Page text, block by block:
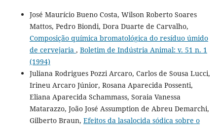
José Maurício Bueno Costa, Wilson Roberto Soares
Mattos, Pedro Biondi, Dora Duarte de Carvalho,
Composição química bromatológica do resíduo úmido
de cervejaria , Boletim de Indústria Animal: v. 51 n. 1
(1994)
Juliana Rodrigues Pozzi Arcaro, Carlos de Sousa Lucci,
Irineu Arcaro Júnior, Rosana Aparecida Possenti,
Eliana Aparecida Schammass, Soraia Vanessa
Matarazzo, João José Assumption de Abreu Demarchi,
Gilberto Braun, Efeitos da lasalocida sódica sobre o